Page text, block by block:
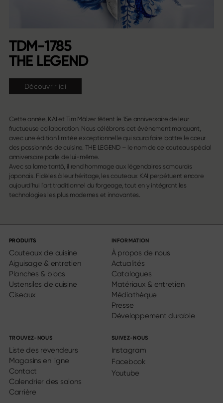
TDM-1785
THE LEGEND
Découvrir ici
Cette année, KAI et Tim Mälzer fêtent le 15e anniversaire de leur
fructueuse collaboration. Nous célébrons cet évènement marquant,
avec une édition limitée exceptionnelle qui saura faire battre le cœur
des passionnés de cuisine. THE LEGEND – le nom de ce couteau spécial
anniversaire parle de lui-même.
Avec sa lame tantō, il rend hommage aux légendaires samouraïs
japonais. Fidèles à leur héritage, les couteaux KAI perpétuent encore
aujourd’hui l'art traditionnel du forgeage, tout en y intégrant les
technologies les plus modernes et innovantes.
PRODUITS
Couteaux de cuisine
Aiguisage & entretien
Planches & blocs
Ustensiles de cuisine
Ciseaux
INFORMATION
À propos de nous
Actualités
Catalogues
Matériaux & entretien
Médiathèque
Presse
Développement durable
TROUVEZ-NOUS
Liste des revendeurs
Magasins en ligne
Contact
Calendrier des salons
Carrière
SUIVEZ-NOUS
Instagram
Facebook
Youtube